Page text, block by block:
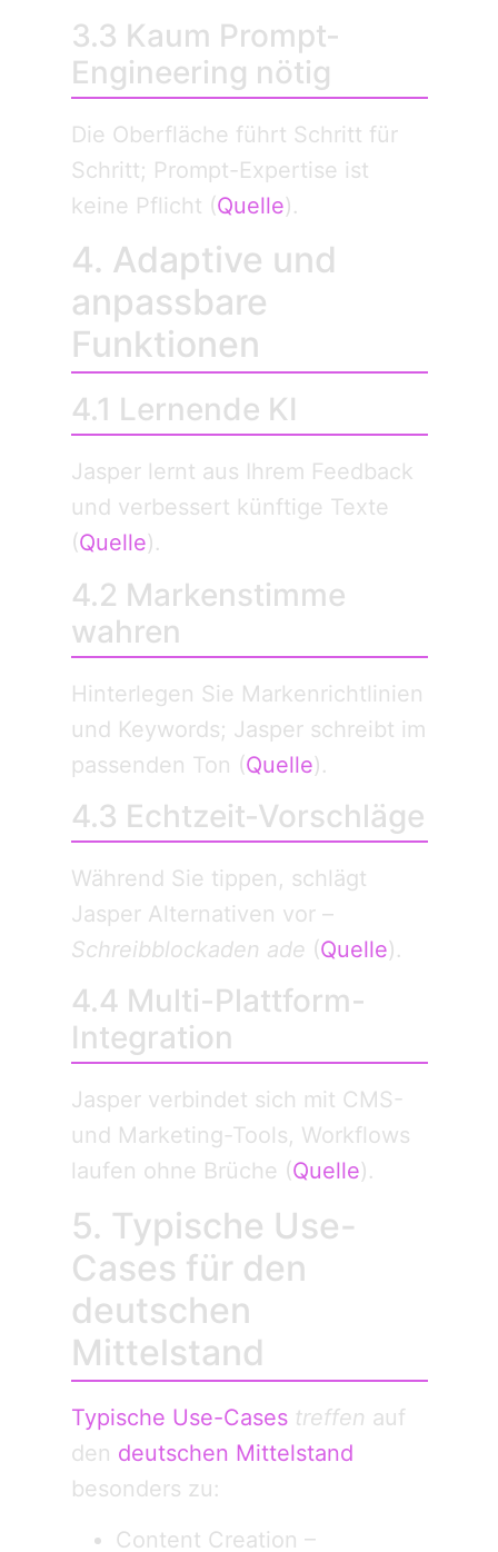
3.3 Kaum Prompt-
Engineering nötig
Die Oberfläche führt Schritt für
Schritt; Prompt-Expertise ist
keine Pflicht (Quelle).
4. Adaptive und
anpassbare
Funktionen
4.1 Lernende KI
Jasper lernt aus Ihrem Feedback
und verbessert künftige Texte
(Quelle).
4.2 Marken­stimme
wahren
Hinterlegen Sie Marken­richtlinien
und Keywords; Jasper schreibt im
passenden Ton (Quelle).
4.3 Echtzeit-Vorschläge
Während Sie tippen, schlägt
Jasper Alternativen vor –
Schreibblockaden ade (Quelle).
4.4 Multi-Plattform-
Integration
Jasper verbindet sich mit CMS-
und Marketing-Tools, Workflows
laufen ohne Brüche (Quelle).
5. Typische Use-
Cases für den
deutschen
Mittelstand
Typische Use-Cases treffen auf
den deutschen Mittelstand
besonders zu:
Content Creation –